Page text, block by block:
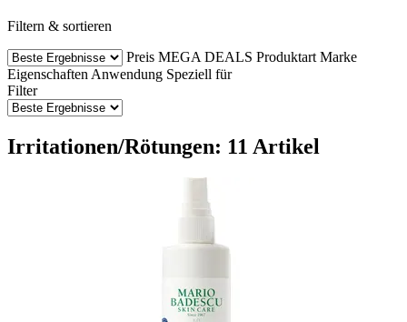
Filtern & sortieren
Preis MEGA DEALS Produktart Marke
Eigenschaften Anwendung Speziell für
Filter
Irritationen/Rötungen: 11 Artikel